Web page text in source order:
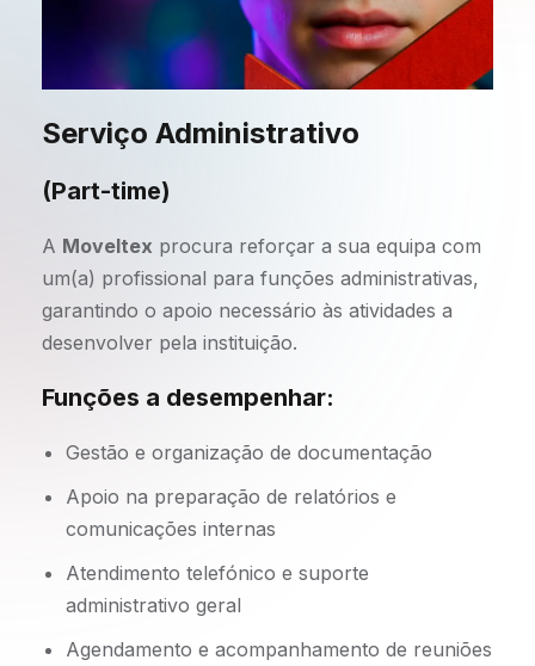
Serviço Administrativo
(Part-time)
A Moveltex procura reforçar a sua equipa com
um(a) profissional para funções administrativas,
garantindo o apoio necessário às atividades a
desenvolver pela instituição.
Funções a desempenhar:
Gestão e organização de documentação
Apoio na preparação de relatórios e
comunicações internas
Atendimento telefónico e suporte
administrativo geral
Agendamento e acompanhamento de reuniões